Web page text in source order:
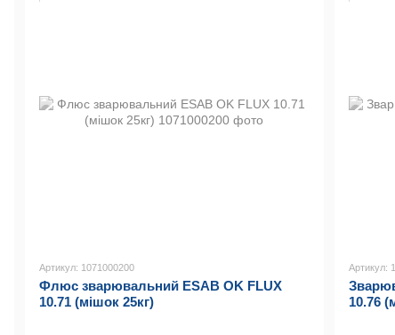
Артикул: 1071000200
Флюс зварювальний ESAB OK FLUX
10.71 (мішок 25кг)
Артикул:
10.76